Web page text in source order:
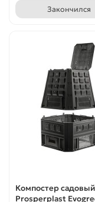
Закончился
Компостер садовый
Prosperplast